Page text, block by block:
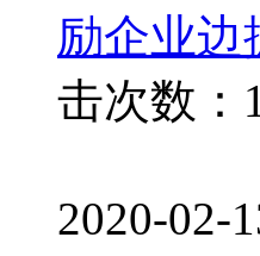
励企业边
击次数：
2020-02-